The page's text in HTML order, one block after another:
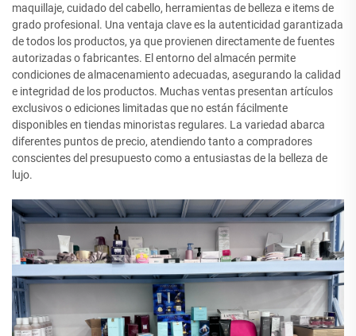
maquillaje, cuidado del cabello, herramientas de belleza e items de
grado profesional. Una ventaja clave es la autenticidad garantizada
de todos los productos, ya que provienen directamente de fuentes
autorizadas o fabricantes. El entorno del almacén permite
condiciones de almacenamiento adecuadas, asegurando la calidad
e integridad de los productos. Muchas ventas presentan artículos
exclusivos o ediciones limitadas que no están fácilmente
disponibles en tiendas minoristas regulares. La variedad abarca
diferentes puntos de precio, atendiendo tanto a compradores
conscientes del presupuesto como a entusiastas de la belleza de
lujo.